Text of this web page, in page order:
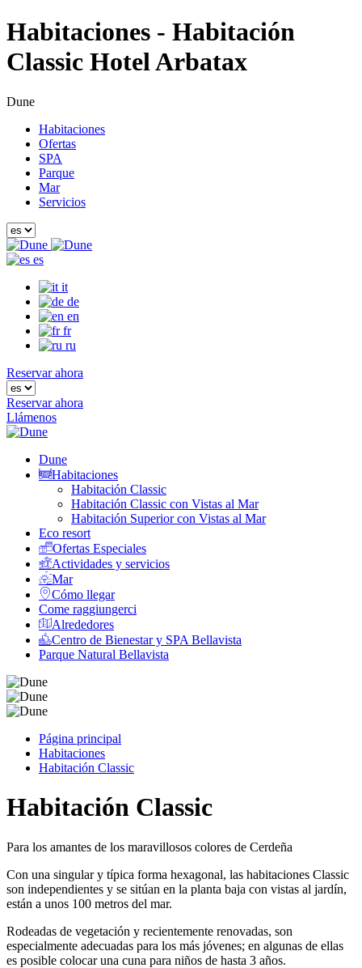
Habitaciones - Habitación
Classic Hotel Arbatax
Dune
Habitaciones
Ofertas
SPA
Parque
Mar
Servicios
es
it
de
en
fr
ru
Reservar ahora
Reservar ahora
Llámenos
Dune
Habitaciones
Habitación Classic
Habitación Classic con Vistas al Mar
Habitación Superior con Vistas al Mar
Eco resort
Ofertas Especiales
Actividades y servicios
Mar
Cómo llegar
Come raggiungerci
Alrededores
Centro de Bienestar y SPA Bellavista
Parque Natural Bellavista
Página principal
Habitaciones
Habitación Classic
Habitación Classic
Para los amantes de los maravillosos colores de Cerdeña
Con una singular y típica forma hexagonal, las habitaciones Classic
son independientes y se sitúan en la planta baja con vistas al jardín,
están a unos 100 metros del mar.
Rodeadas de vegetación y recientemente renovadas, son
especialmente adecuadas para los más jóvenes; en algunas de ellas
es posible colocar una cuna para niños de hasta 3 años.